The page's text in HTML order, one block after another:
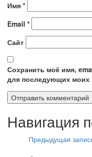
Имя *
Email *
Сайт
Сохранить моё имя,
для последующих моих
Навигация
Предыдущая